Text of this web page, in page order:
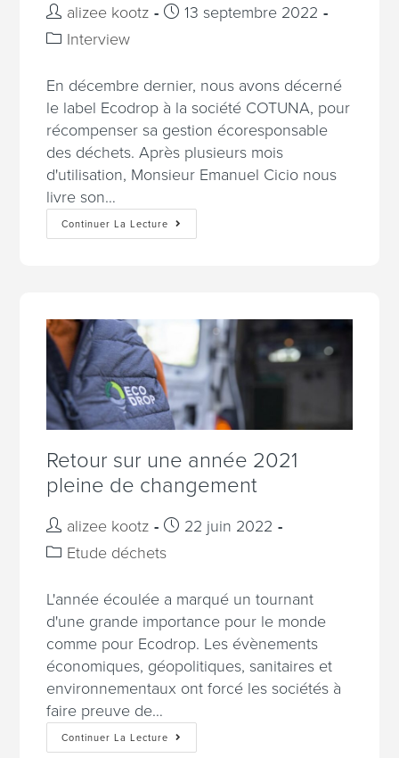
alizee kootz
13 septembre 2022
Interview
En décembre dernier, nous avons décerné
le label Ecodrop à la société COTUNA, pour
récompenser sa gestion écoresponsable
des déchets. Après plusieurs mois
d'utilisation, Monsieur Emanuel Cicio nous
livre son…
Continuer La Lecture
Retour sur une année 2021
pleine de changement
alizee kootz
22 juin 2022
Etude déchets
L'année écoulée a marqué un tournant
d'une grande importance pour le monde
comme pour Ecodrop. Les évènements
économiques, géopolitiques, sanitaires et
environnementaux ont forcé les sociétés à
faire preuve de…
Continuer La Lecture